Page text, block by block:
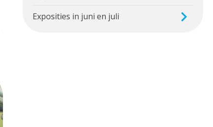
Exposities in juni en juli